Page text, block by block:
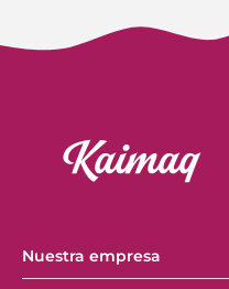
Nuestra empresa